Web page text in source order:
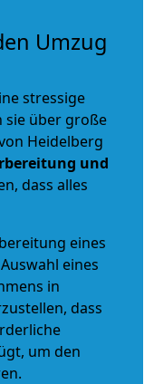
Umzug
stressige
sie über große
Heidelberg
und
dass alles
eines
eines
in
dass
um den